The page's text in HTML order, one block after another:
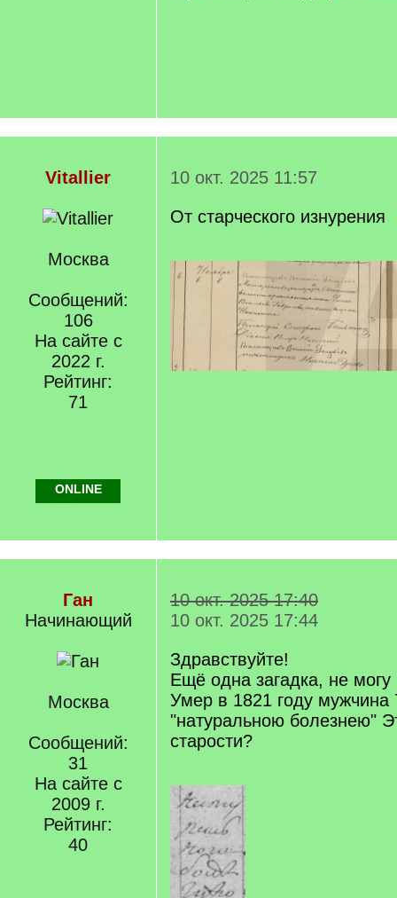
Vitallier
Москва
Сообщений:
106
На сайте с
2022 г.
Рейтинг:
71
10 окт. 2025 11:57
От старческого изнурения
ONLINE
Ган
Начинающий
Москва
Сообщений:
31
На сайте с
2009 г.
Рейтинг:
40
10 окт. 2025 17:40
10 окт. 2025 17:44
Здравствуйте!
Ещё одна загадка, не
Умер в 1821 году мужчина
"натуральною болезнею"
старости?